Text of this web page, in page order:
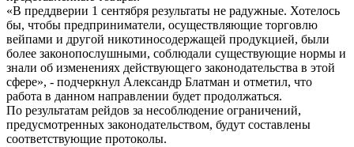
«В преддверии 1 сентября результаты не радужные. Хотелось
бы, чтобы предприниматели, осуществляющие торговлю
вейпами и другой никотиносодержащей продукцией, были
более законопослушными, соблюдали существующие нормы и
знали об изменениях действующего законодательства в этой
сфере», - подчеркнул Александр Блатман и отметил, что
работа в данном направлении будет продолжаться.
По результатам рейдов за несоблюдение ограничений,
предусмотренных законодательством, будут составлены
соответствующие протоколы.